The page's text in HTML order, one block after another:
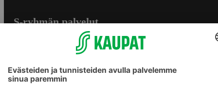
S-ryhmän palvelut
Yhteishyvä Ruoka -sovellus
S-ostoslista -sovellus